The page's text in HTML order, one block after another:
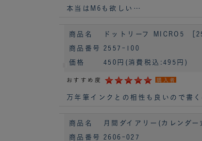
本当はM6も欲しい…
商品名 ドットリーフ MICRO5 ［
商品番号 2557-100
価格 450円 (消費税込:495円)
おすすめ度 購入者
万年筆インクとの相性も良いので書
商品名 月間ダイアリー(カレンダ
商品番号 2606-027